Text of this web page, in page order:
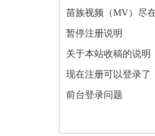
苗族视频（MV）尽
暂停注册说明
关于本站收稿的说明
现在注册可以登录了
前台登录问题